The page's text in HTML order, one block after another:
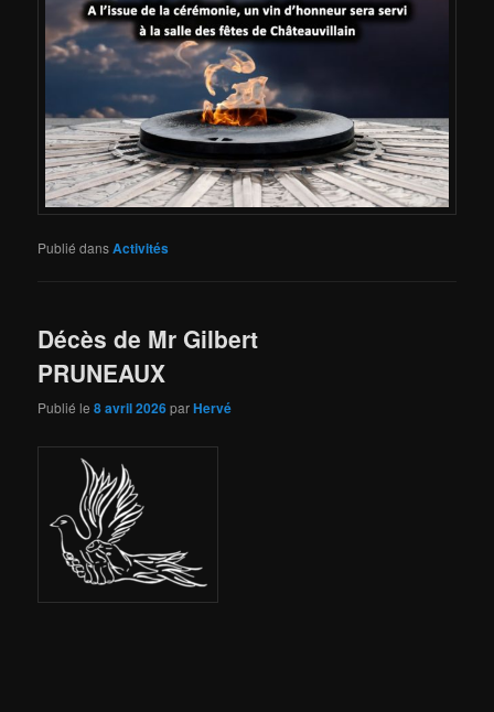
Publié dansActivités
Décès de Mr Gilbert
PRUNEAUX
Publié le8 avril 2026parHervé